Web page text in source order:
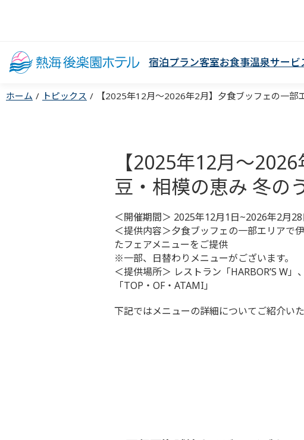
宿泊プラン客室お食事温泉サービ
ホーム トピックス 【2025年12月～2026年2月】夕食ブッフェの一部
【2025年12月～
豆・相模の恵み 冬の
＜開催期間＞ 2025年12月1日~2026年2月28
＜提供内容＞夕食ブッフェの一部エリアで
たフェアメニューをご提供
※一部、日替わりメニューがございます。
＜提供場所＞ レストラン「HARBOR’S W」
「TOP・OF・ATAMI」
下記ではメニューの詳細についてご紹介いた